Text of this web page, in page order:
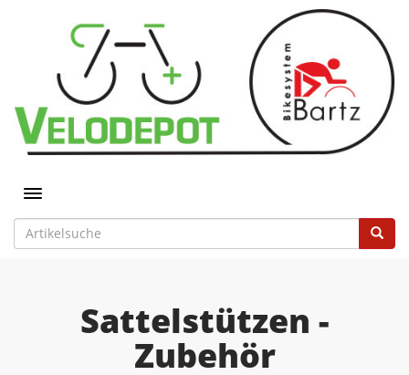
Toggle navigation
Sattelstützen -
Zubehör